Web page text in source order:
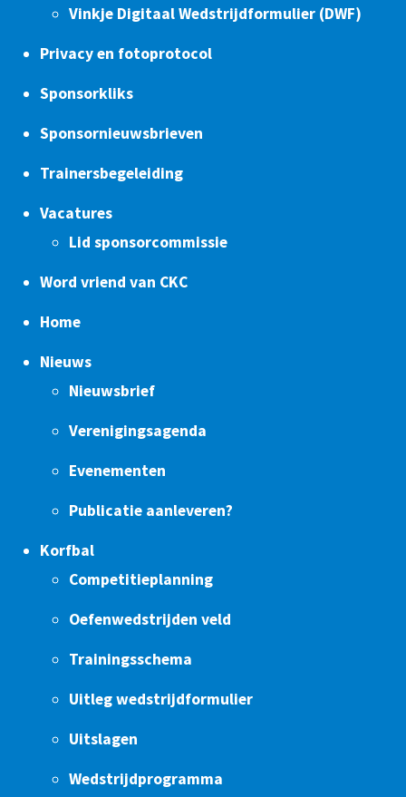
Vinkje Digitaal Wedstrijdformulier (DWF)
Privacy en fotoprotocol
Sponsorkliks
Sponsornieuwsbrieven
Trainersbegeleiding
Vacatures
Lid sponsorcommissie
Word vriend van CKC
Home
Nieuws
Nieuwsbrief
Verenigingsagenda
Evenementen
Publicatie aanleveren?
Korfbal
Competitieplanning
Oefenwedstrijden veld
Trainingsschema
Uitleg wedstrijdformulier
Uitslagen
Wedstrijdprogramma